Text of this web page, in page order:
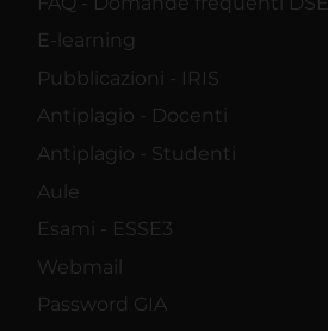
E-learning
Pubblicazioni - IRIS
Antiplagio - Docenti
Antiplagio - Studenti
Aule
Esami - ESSE3
Webmail
Password GIA